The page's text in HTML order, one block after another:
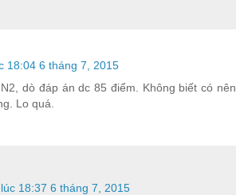
18:04 6 tháng 7, 2015
dò đáp án dc 85 điểm. Không biết có nên
Lo quá.
lúc 18:37 6 tháng 7, 2015